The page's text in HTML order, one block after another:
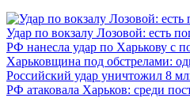
Удар по вокзалу Лозовой: есть
РФ нанесла удар по Харькову с
Харьковщина под обстрелами:
Российский удар уничтожил 8
РФ атаковала Харьков: среди